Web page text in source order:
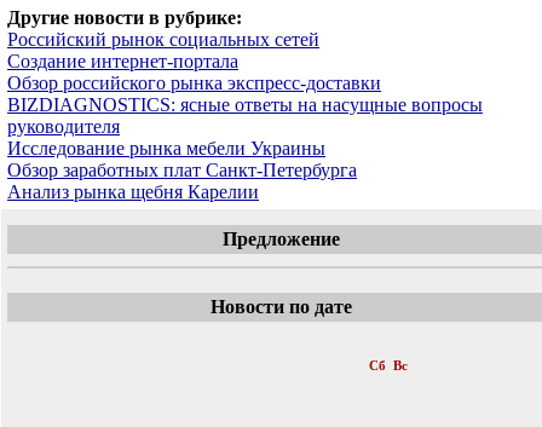
Другие новости в рубрике:
Российский рынок социальных сетей
Создание интернет-портала
Обзор российского рынка экспресс-доставки
BIZDIAGNOSTICS: ясные ответы на насущные вопросы
руководителя
Исследование рынка мебели Украины
Обзор заработных плат Санкт-Петербурга
Анализ рынка щебня Карелии
Предложение
Новости по дате
Сб Вс